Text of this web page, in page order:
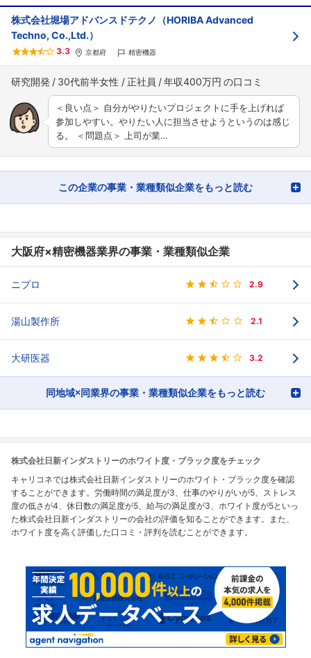
株式会社堀場アドバンスドテクノ（HORIBA Advanced
Techno, Co.,Ltd.）
3.3 京都府 精密機器
研究開発 30代前半女性 正社員 年収400万円
＜良い点＞ 自分がやりたいプロジェクトに手を上げれば
参加しやすい。やりたい人に担当させようというのは感じ
る。 ＜問題点＞ 上司が業…
この企業の事業・業種類似企業をもっと読む
大阪府×精密機器業界の事業・業種類似企業
ニプロ 2.9
湯山製作所 2.1
大研医器 3.2
同地域×同業界の事業・業種類似企業をもっと読む
株式会社日新インダストリーのホワイト度・ブラック度をチェック
キャリコネでは株式会社日新インダストリーのホワイト・ブラック度を確認
することができます。労働時間の満足度が3、仕事のやりがいが5、ストレス
度の低さが4、休日数の満足度が5、給与の満足度が3、ホワイト度が5といっ
た株式会社日新インダストリーの会社の評価を知ることができます。また、
ホワイト度を高く評価した口コミ・評判を読むことができます。